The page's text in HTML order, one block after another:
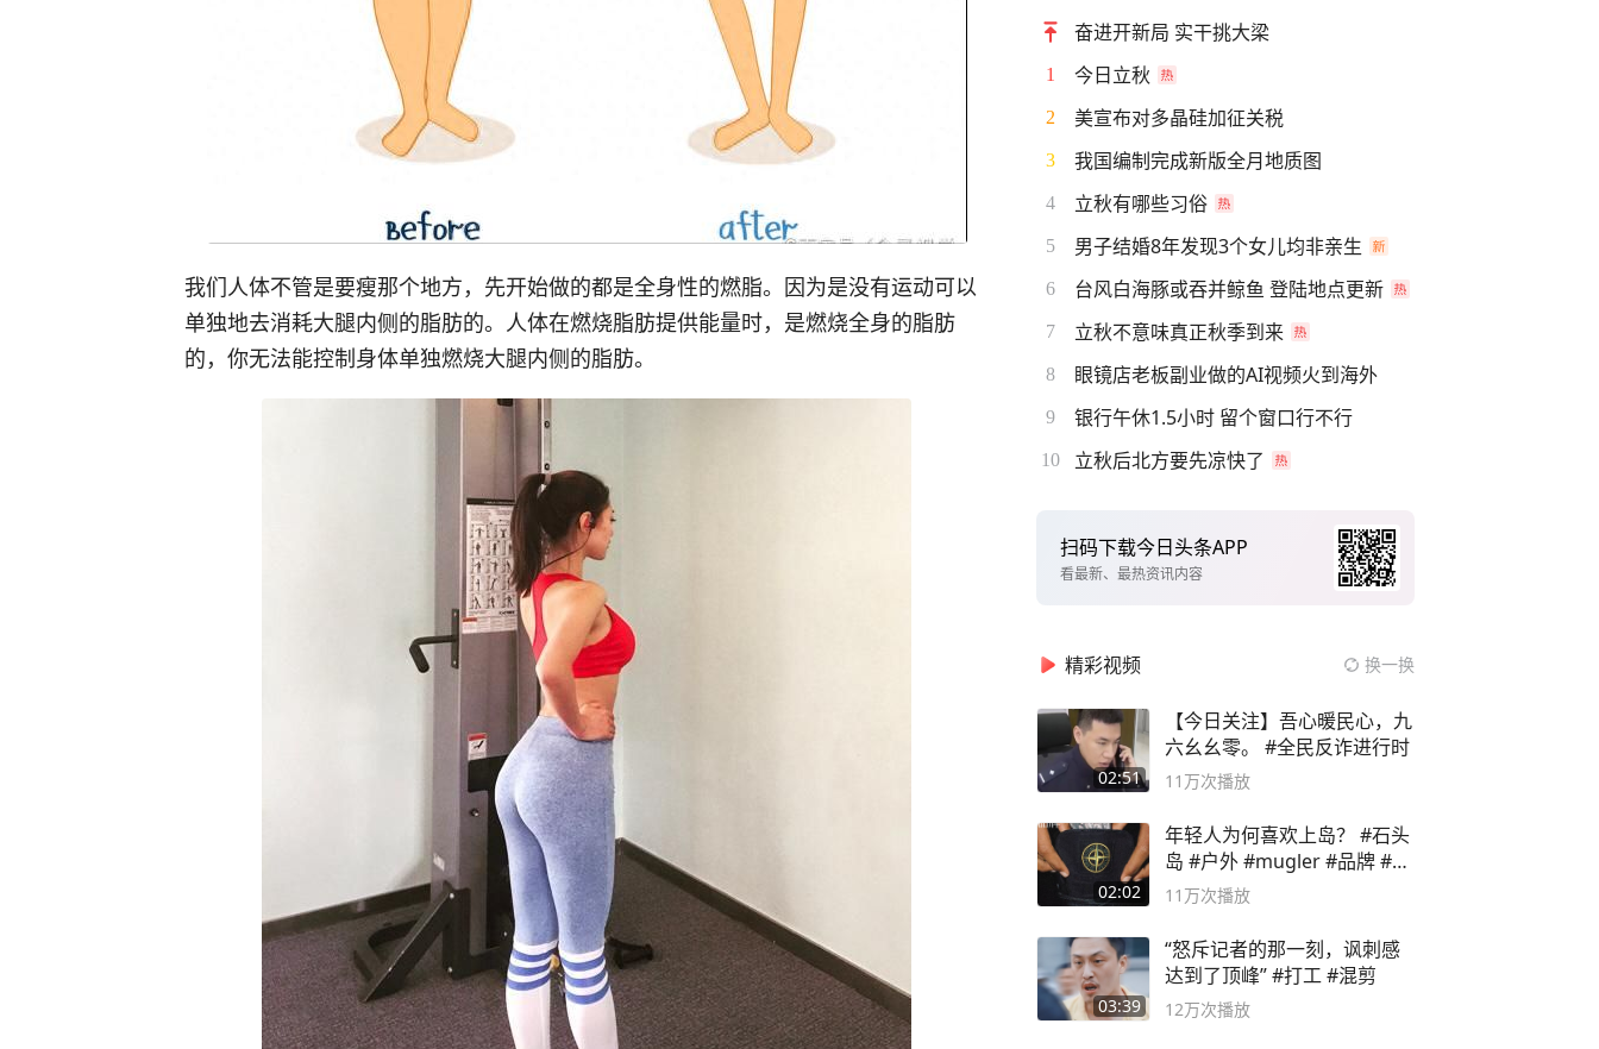
我们人体不管是要瘦那个地方，先开始做的都是全身性的燃脂。因为是没有运动可以
单独地去消耗大腿内侧的脂肪的。人体在燃烧脂肪提供能量时，是燃烧全身的脂肪
的，你无法能控制身体单独燃烧大腿内侧的脂肪。
奋进开新局 实干挑大梁
1 今日立秋
2 美宣布对多晶硅加征关税
3 我国编制完成新版全月地质图
4 立秋有哪些习俗
5 男子结婚8年发现3个女儿均非亲生
6 台风白海豚或吞并鲸鱼 登陆地点更新
7 立秋不意味真正秋季到来
8 眼镜店老板副业做的AI视频火到海外
9 银行午休1.5小时 留个窗口行不行
10 立秋后北方要先凉快了
扫码下载今日头条APP
看最新、最热资讯内容
精彩视频 换一换
02:51
【今日关注】吾心暖民心，九
六幺幺零。 #全民反诈进行时
11万次播放
02:02
年轻人为何喜欢上岛？ #石头
岛 #户外 #mugler #品牌 #足
球流氓
11万次播放
03:39
“怒斥记者的那一刻，讽刺感
达到了顶峰” #打工 #混剪
12万次播放